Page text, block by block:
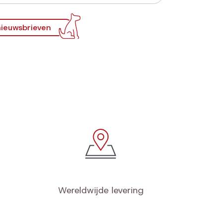
Wereldwijde levering